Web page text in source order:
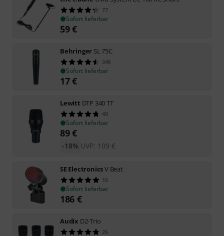
77
Sofort lieferbar
59€
Behringer SL 75C
349
Sofort lieferbar
17€
Lewitt DTP 340 TT
40
Sofort lieferbar
89€
UVP: 109 €
-18%
SE ElectronicsV Beat
16
Sofort lieferbar
186 €
Audix D2-Trio
26